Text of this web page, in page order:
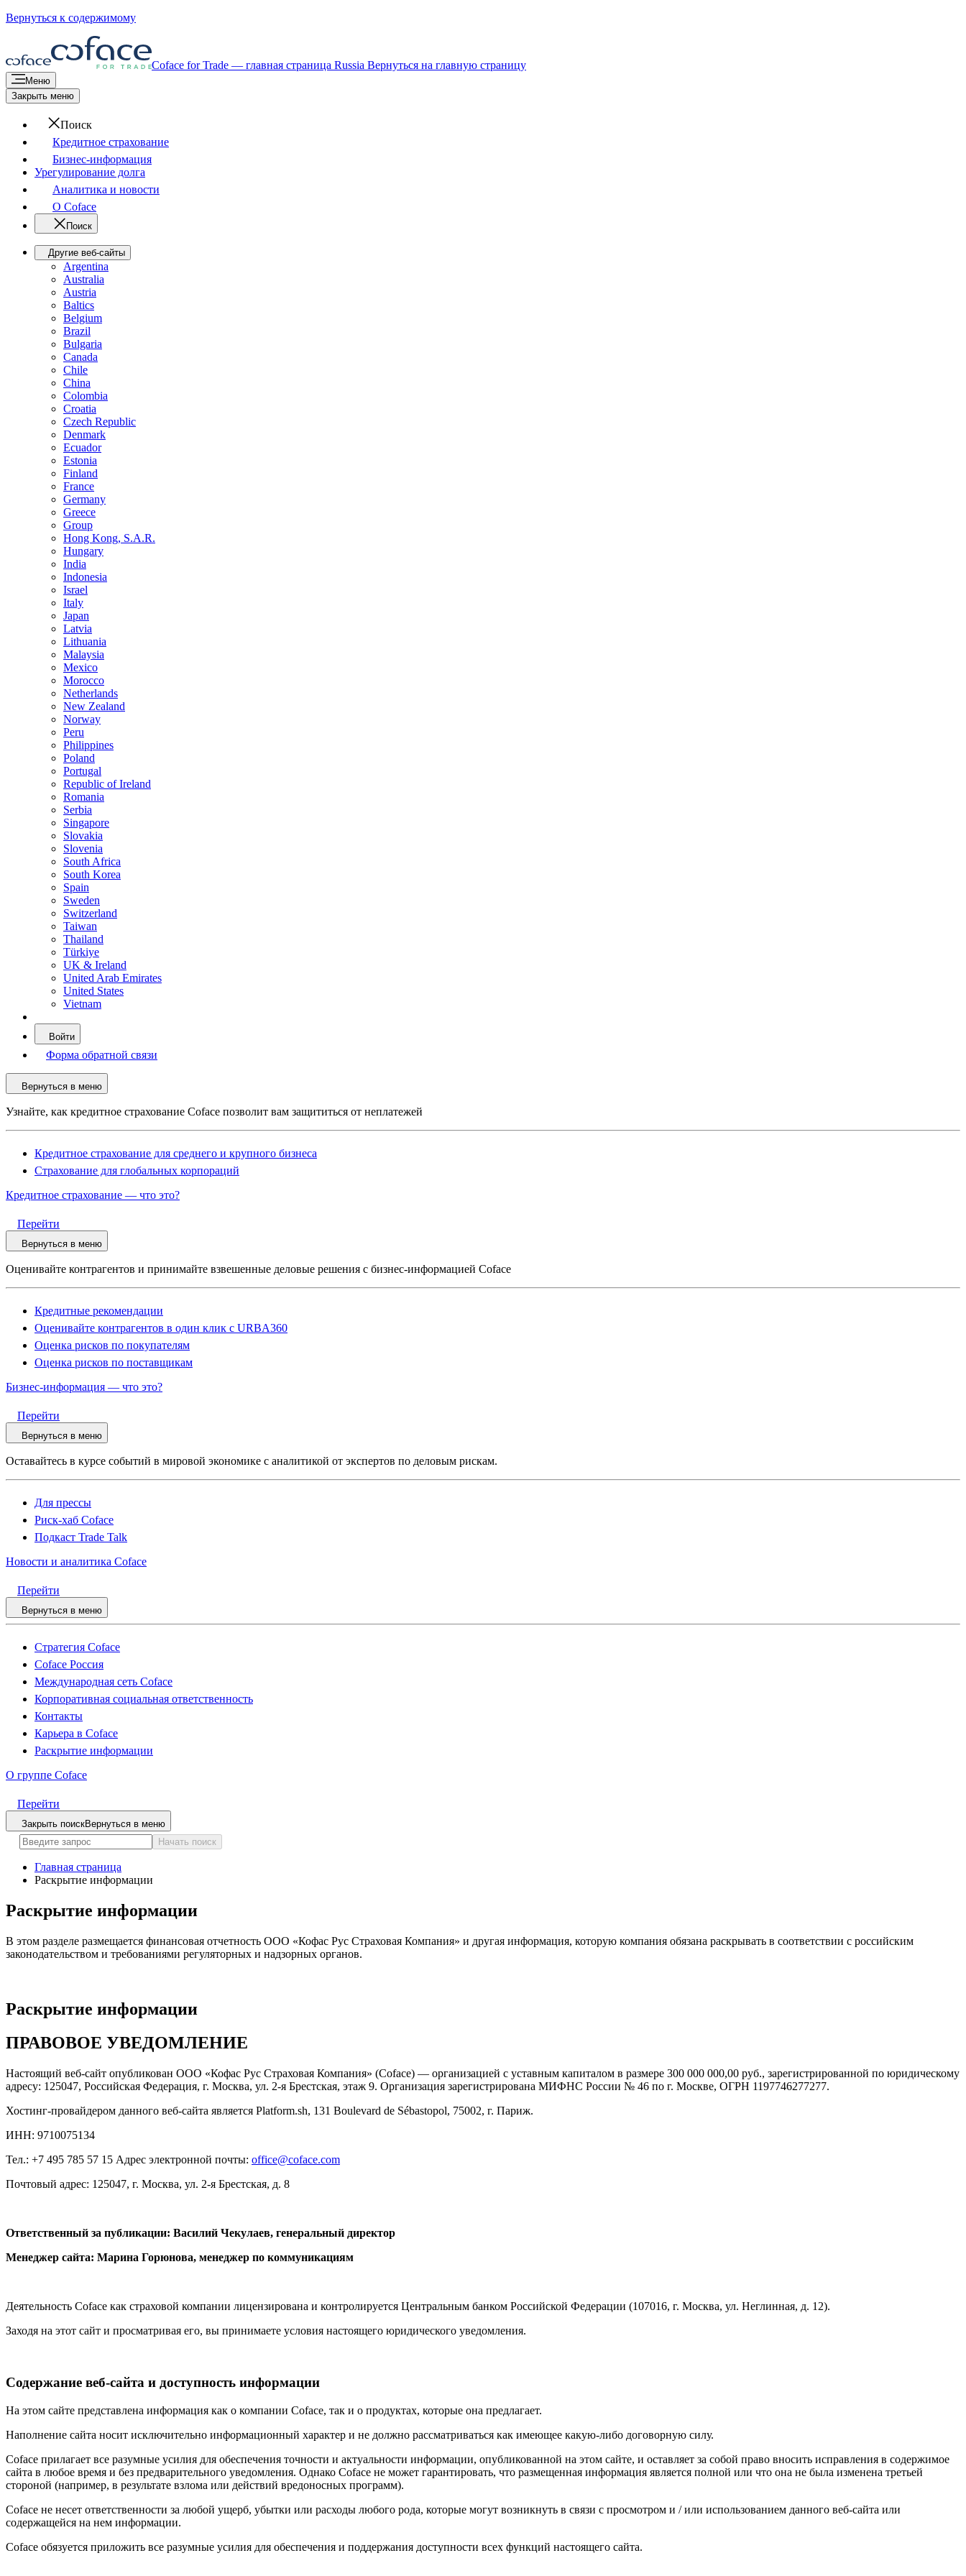
Вернуться к содержимому
Coface for Trade — главная страница Russia Вернуться на главную страницу
Меню
Закрыть меню
Поиск
Кредитное страхование
Бизнес-информация
Урегулирование долга
Аналитика и новости
О Coface
Поиск
Другие веб-сайты
Argentina
Australia
Austria
Baltics
Belgium
Brazil
Bulgaria
Canada
Chile
China
Colombia
Croatia
Czech Republic
Denmark
Ecuador
Estonia
Finland
France
Germany
Greece
Group
Hong Kong, S.A.R.
Hungary
India
Indonesia
Israel
Italy
Japan
Latvia
Lithuania
Malaysia
Mexico
Morocco
Netherlands
New Zealand
Norway
Peru
Philippines
Poland
Portugal
Republic of Ireland
Romania
Serbia
Singapore
Slovakia
Slovenia
South Africa
South Korea
Spain
Sweden
Switzerland
Taiwan
Thailand
Türkiye
UK & Ireland
United Arab Emirates
United States
Vietnam
Войти
Форма обратной связи
Вернуться в меню
Узнайте, как кредитное страхование Coface позволит вам защититься от неплатежей
Кредитное страхование для среднего и крупного бизнеса
Страхование для глобальных корпораций
Кредитное страхование — что это?
Перейти
Вернуться в меню
Оценивайте контрагентов и принимайте взвешенные деловые решения с бизнес-информацией Coface
Кредитные рекомендации
Оценивайте контрагентов в один клик с URBA360
Оценка рисков по покупателям
Оценка рисков по поставщикам
Бизнес-информация — что это?
Перейти
Вернуться в меню
Оставайтесь в курсе событий в мировой экономике с аналитикой от экспертов по деловым рискам.
Для прессы
Риск-хаб Coface
Подкаст Trade Talk
Новости и аналитика Coface
Перейти
Вернуться в меню
Стратегия Coface
Coface Россия
Международная сеть Coface
Корпоративная социальная ответственность
Контакты
Карьера в Coface
Раскрытие информации
О группе Coface
Перейти
Закрыть поискВернуться в меню
Начать поиск
Главная страница
Раскрытие информации
Раскрытие информации
В этом разделе размещается финансовая отчетность ООО «Кофас Рус Страховая Компания» и другая информация, которую компания обязана раскрывать в соответствии с российским
законодательством и требованиями регуляторных и надзорных органов.
Раскрытие информации
ПРАВОВОЕ УВЕДОМЛЕНИЕ
Настоящий веб-сайт опубликован ООО «Кофас Рус Страховая Компания» (Coface) — организацией с уставным капиталом в размере 300 000 000,00 руб., зарегистрированной по юридическому
адресу: 125047, Российская Федерация, г. Москва, ул. 2-я Брестская, этаж 9. Организация зарегистрирована МИФНС России № 46 по г. Москве, ОГРН 1197746277277.
Хостинг-провайдером данного веб-сайта является Platform.sh, 131 Boulevard de Sébastopol, 75002, г. Париж.
ИНН: 9710075134
Тел.: +7 495 785 57 15 Адрес электронной почты: office@coface.com
Почтовый адрес: 125047, г. Москва, ул. 2-я Брестская, д. 8
Ответственный за публикации: Василий Чекулаев, генеральный директор
Менеджер сайта: Марина Горюнова, менеджер по коммуникациям
Деятельность Coface как страховой компании лицензирована и контролируется Центральным банком Российской Федерации (107016, г. Москва, ул. Неглинная, д. 12).
Заходя на этот сайт и просматривая его, вы принимаете условия настоящего юридического уведомления.
Содержание веб-сайта и доступность информации
На этом сайте представлена информация как о компании Coface, так и о продуктах, которые она предлагает.
Наполнение сайта носит исключительно информационный характер и не должно рассматриваться как имеющее какую-либо договорную силу.
Coface прилагает все разумные усилия для обеспечения точности и актуальности информации, опубликованной на этом сайте, и оставляет за собой право вносить исправления в содержимое
сайта в любое время и без предварительного уведомления. Однако Coface не может гарантировать, что размещенная информация является полной или что она не была изменена третьей
стороной (например, в результате взлома или действий вредоносных программ).
Coface не несет ответственности за любой ущерб, убытки или расходы любого рода, которые могут возникнуть в связи с просмотром и / или использованием данного веб-сайта или
содержащейся на нем информации.
Coface обязуется приложить все разумные усилия для обеспечения и поддержания доступности всех функций настоящего сайта.